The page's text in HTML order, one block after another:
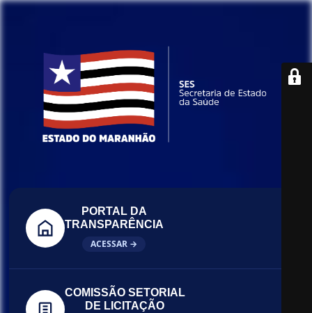
PORTAL DA
TRANSPARÊNCIA
ACESSAR →
COMISSÃO SETORIAL
DE LICITAÇÃO